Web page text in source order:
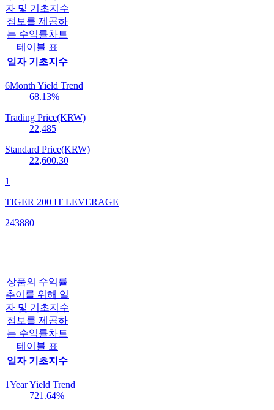
자 및 기초지수
정보를 제공하
는 수익률차트
테이블 표
일자 기초지수
6Month Yield Trend
68.13%
Trading Price(KRW)
22,485
Standard Price(KRW)
22,600.30
1
TIGER 200 IT LEVERAGE
243880
상품의 수익률
추이를 위해 일
자 및 기초지수
정보를 제공하
는 수익률차트
테이블 표
일자 기초지수
1Year Yield Trend
721.64%